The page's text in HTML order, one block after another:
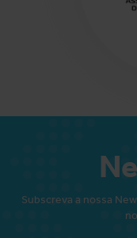
Subscreva a nossa